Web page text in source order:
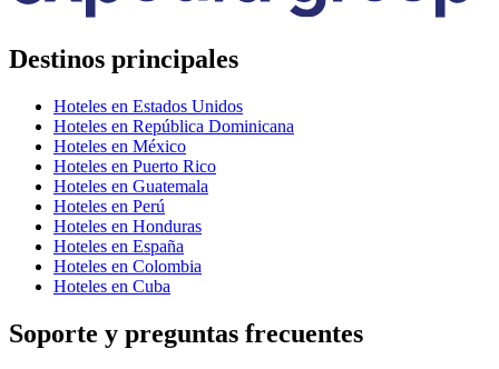
Destinos principales
Hoteles en Estados Unidos
Hoteles en República Dominicana
Hoteles en México
Hoteles en Puerto Rico
Hoteles en Guatemala
Hoteles en Perú
Hoteles en Honduras
Hoteles en España
Hoteles en Colombia
Hoteles en Cuba
Soporte y preguntas frecuentes